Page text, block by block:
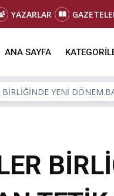
YAZARLAR
ANA SAYFA
BİRLİĞİNDE YENİ